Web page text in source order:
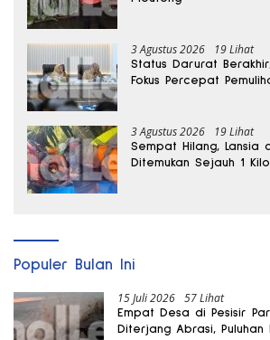
3 Agustus 2026 19 Lihat
Status Darurat
Fokus Percepat
3 Agustus 2026 19 Lihat
Sempat Hilang, Lansia
Ditemukan Sejauh 1
Populer Bulan Ini
15 Juli 2026 57 Lihat
Empat Desa di Pesisir
Diterjang Abrasi, Puluhan